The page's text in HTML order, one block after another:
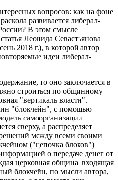
вопросов: как на фоне
развивается либерал-
В этом смысле
Леонида Севастьянова
2018 г.), в которой автор
идеи либерал-
то оно заключается в
строиться по общинному
"вертикаль власти".
"блокчейн", с помощью
самоорганизации
сверху, а распределяет
между всеми своими
("цепочка блоков")
о передаче денег от
церковная община, входящая
блокчейн, по мысли автора,